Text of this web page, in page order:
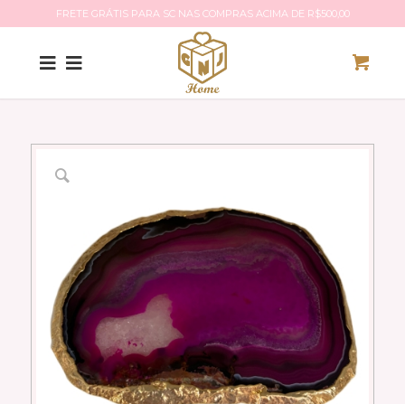
FRETE GRÁTIS PARA SC NAS COMPRAS ACIMA DE R$500,00